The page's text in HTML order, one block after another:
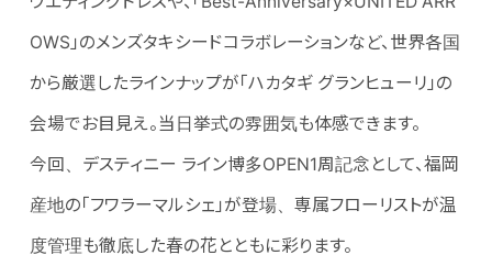
OWS」のメンズタキシードコラボレーションなど、世界各国
から厳選したラインナップが「ハカタギ グランヒューリ」の
会場でお目見え。当日挙式の雰囲気も体感できます。
今回、デスティニー ライン博多OPEN1周記念として、福岡
産地の「フワラーマルシェ」が登場、専属フローリストが温
度管理も徹底した春の花とともに彩ります。